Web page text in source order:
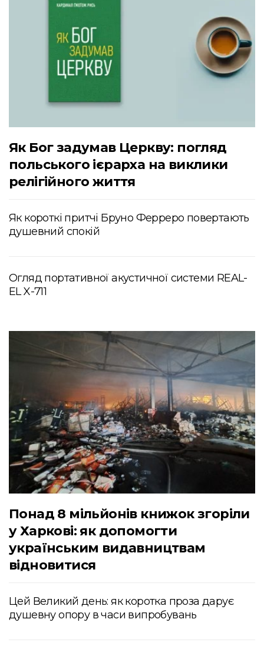
Як Бог задумав Церкву: погляд
польського ієрарха на виклики
релігійного життя
Як короткі притчі Бруно Ферреро повертають
душевний спокій
Огляд портативної акустичної системи REAL-
EL X-711
Понад 8 мільйонів книжок згоріли
у Харкові: як допомогти
українським видавництвам
відновитися
Цей Великий день: як коротка проза дарує
душевну опору в часи випробувань